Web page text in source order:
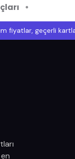
fiyatlar, geçerli